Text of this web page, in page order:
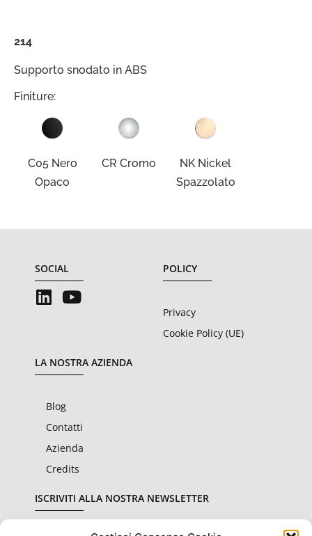
214
Supporto snodato in ABS
Finiture:
C05 Nero
Opaco
CR Cromo
NK Nickel
Spazzolato
SOCIAL POLICY
Privacy
Cookie Policy (UE)
LA NOSTRA AZIENDA
Blog
Contatti
Azienda
Credits
ISCRIVITI ALLA NOSTRA NEWSLETTER